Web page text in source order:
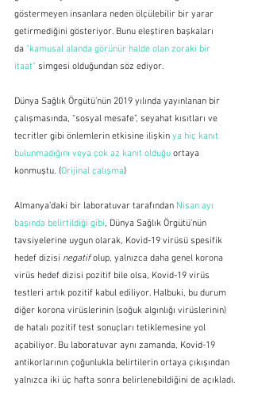
göstermeyen insanlara neden ölçülebilir bir yarar
getirmediğini gösteriyor. Bunu eleştiren başkaları
da "kamusal alanda görünür halde olan zoraki bir
itaat" simgesi olduğundan söz ediyor.
Dünya Sağlık Örgütü’nün 2019 yılında yayınlanan bir
çalışmasında, “sosyal mesafe”, seyahat kısıtları ve
tecritler gibi önlemlerin etkisine ilişkin ya hiç kanıt
bulunmadığını veya çok az kanıt olduğu ortaya
konmuştu. (Orijinal çalışma)
Almanya’daki bir laboratuvar tarafından Nisan ayı
başında belirtildiği gibi, Dünya Sağlık Örgütü’nün
tavsiyelerine uygun olarak, Kovid-19 virüsü spesifik
hedef dizisi negatif olup, yalnızca daha genel korona
virüs hedef dizisi pozitif bile olsa, Kovid-19 virüs
testleri artık pozitif kabul ediliyor. Halbuki, bu durum
diğer korona virüslerinin (soğuk algınlığı virüslerinin)
de hatalı pozitif test sonuçları tetiklemesine yol
açabiliyor. Bu laboratuvar aynı zamanda, Kovid-19
antikorlarının çoğunlukla belirtilerin ortaya çıkışından
yalnızca iki üç hafta sonra belirlenebildiğini de açıkladı.